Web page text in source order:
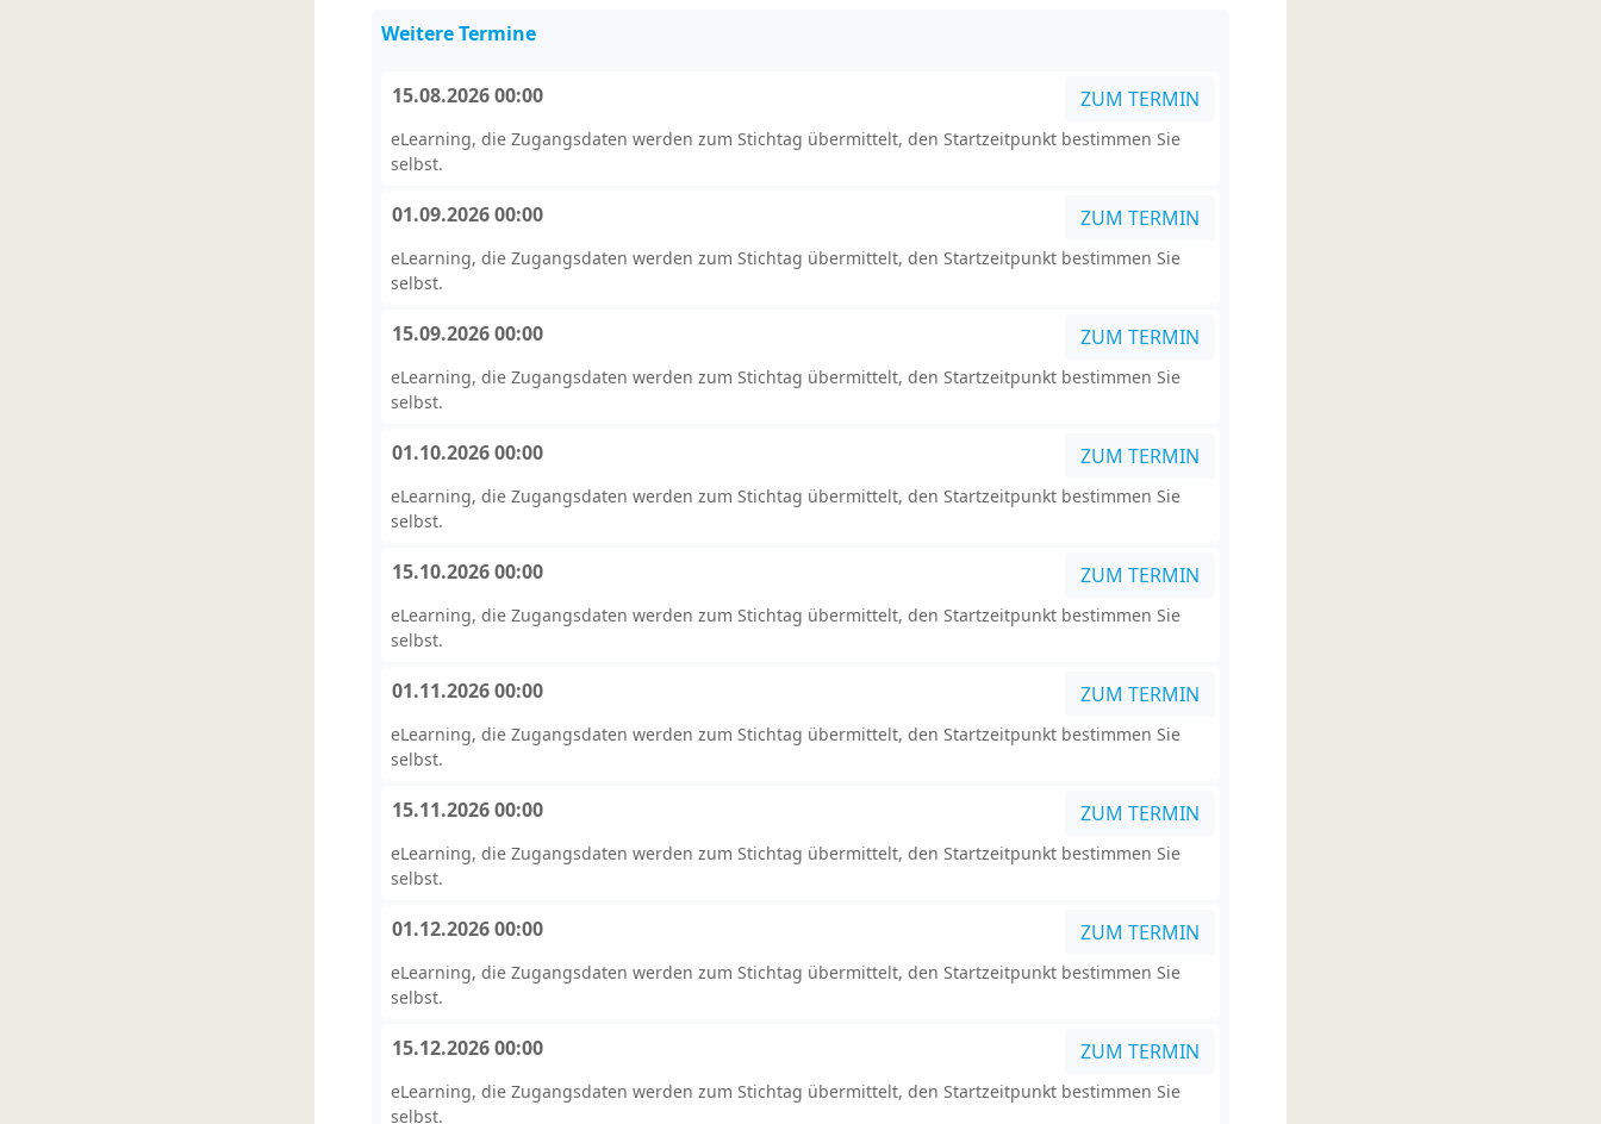
Weitere Termine
15.08.2026 00:00 ZUM TERMIN
eLearning, die Zugangsdaten werden zum Stichtag übermittelt, den Startzeitpunkt bestimmen Sie
selbst.
01.09.2026 00:00 ZUM TERMIN
eLearning, die Zugangsdaten werden zum Stichtag übermittelt, den Startzeitpunkt bestimmen Sie
selbst.
15.09.2026 00:00 ZUM TERMIN
eLearning, die Zugangsdaten werden zum Stichtag übermittelt, den Startzeitpunkt bestimmen Sie
selbst.
01.10.2026 00:00 ZUM TERMIN
eLearning, die Zugangsdaten werden zum Stichtag übermittelt, den Startzeitpunkt bestimmen Sie
selbst.
15.10.2026 00:00 ZUM TERMIN
eLearning, die Zugangsdaten werden zum Stichtag übermittelt, den Startzeitpunkt bestimmen Sie
selbst.
01.11.2026 00:00 ZUM TERMIN
eLearning, die Zugangsdaten werden zum Stichtag übermittelt, den Startzeitpunkt bestimmen Sie
selbst.
15.11.2026 00:00 ZUM TERMIN
eLearning, die Zugangsdaten werden zum Stichtag übermittelt, den Startzeitpunkt bestimmen Sie
selbst.
01.12.2026 00:00 ZUM TERMIN
eLearning, die Zugangsdaten werden zum Stichtag übermittelt, den Startzeitpunkt bestimmen Sie
selbst.
15.12.2026 00:00 ZUM TERMIN
eLearning, die Zugangsdaten werden zum Stichtag übermittelt, den Startzeitpunkt bestimmen Sie
selbst.